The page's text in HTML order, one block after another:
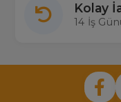
Kolay
14 İş